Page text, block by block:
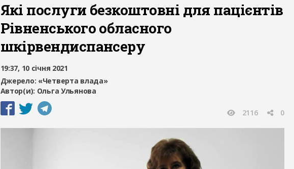
Які послуги безкоштовні для пацієнтів
Рівненського обласного
шкірвендиспансеру
19:37, 10 січня 2021
Джерело: «Четверта влада»
Автор(и): Ольга Ульянова
2116 0